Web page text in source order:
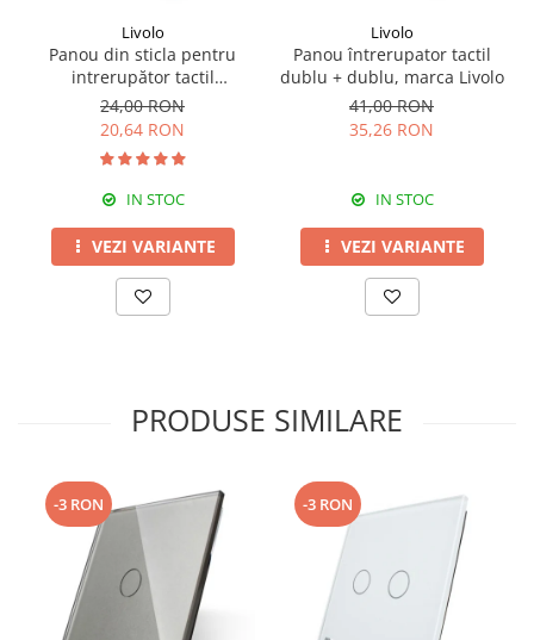
Livolo
Panou din sticla pentru
intrerupător tactil
dublu,Livolo
24,00 RON
20,64 RON
IN STOC
VEZI VARIANTE
Livolo
Panou întrerupator tactil
dublu + dublu, marca Livolo
41,00 RON
35,26 RON
IN STOC
VEZI VARIANTE
PRODUSE SIMILARE
-3 RON -3 RON